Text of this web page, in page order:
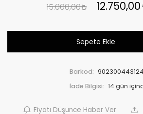
15.000,00 12.750,00
Sepete Ekle
Barkod:
İade Bilgisi:
Fiyatı Düşünce Haber Ver